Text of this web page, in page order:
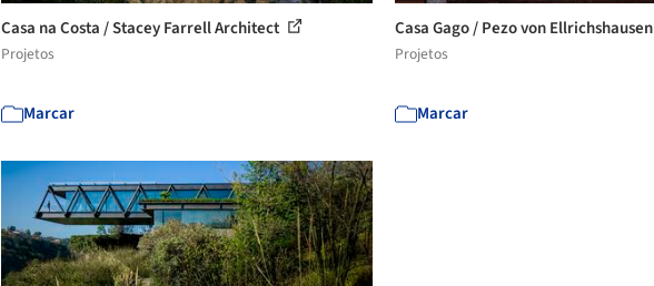
Casa na Costa / Stacey Farrell Architect
Projetos
Marcar
Casa Gago / Pezo von Ellrichshausen
Projetos
Marcar